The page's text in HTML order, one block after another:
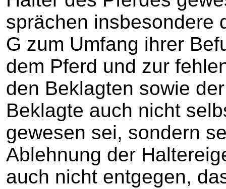
sprächen insbesondere
G zum Umfang ihrer
dem Pferd und zur
den Beklagten sowie
Beklagte auch nicht
gewesen sei, sondern
Ablehnung der
auch nicht entgegen,